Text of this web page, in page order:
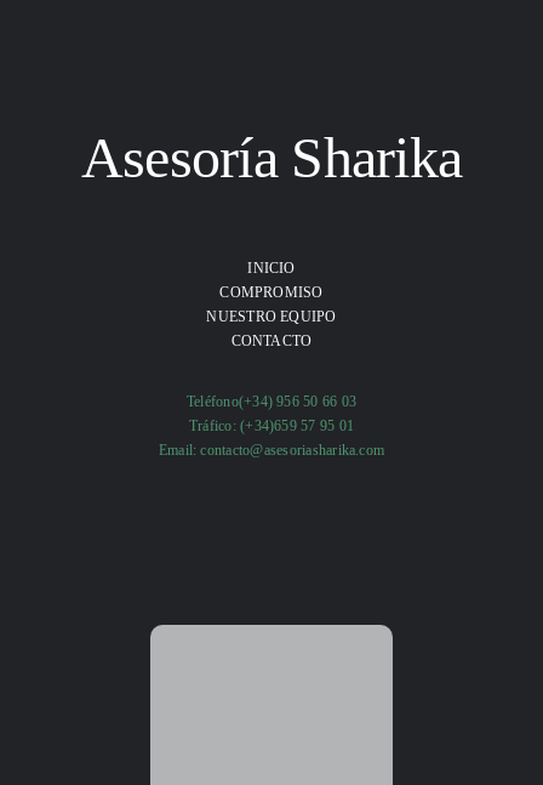
Asesoría Sharika
INICIO
COMPROMISO
NUESTRO EQUIPO
CONTACTO
Teléfono(+34) 956 50 66 03
Tráfico:(+34)659 57 95 01
Email:contacto@asesoriasharika.com